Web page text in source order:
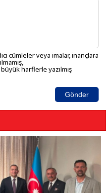
cümleler veya imalar, inançlara
harflerle yazılmış
Gönder